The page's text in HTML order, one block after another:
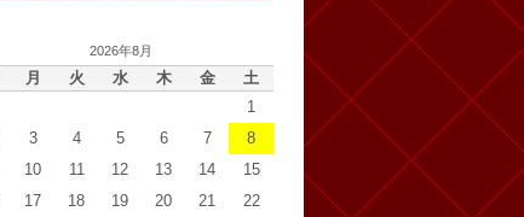
2026年8月
月 火 水 木 金
土
1
3 4 5 6 7
8
10 11 12 13 14
15
17 18 19 20 21
22